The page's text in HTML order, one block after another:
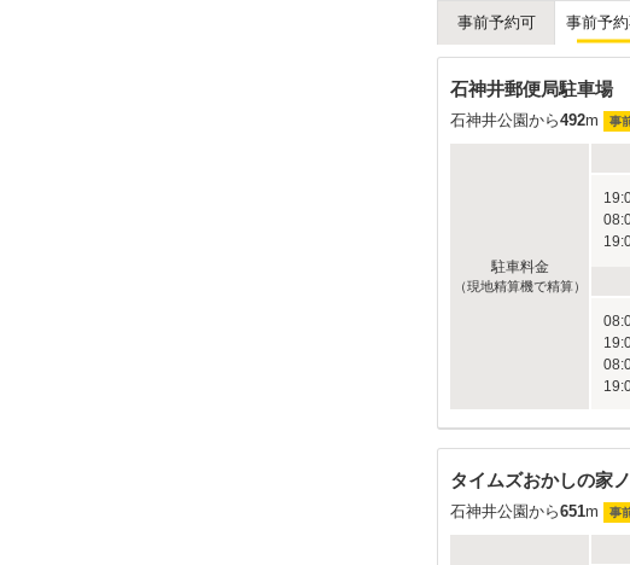
事前予約可 事前予
石神井郵便局駐車場
石神井公園から492m 事
駐車料金
（現地精算機で精算）
タイムズおかしの家
石神井公園から651m 事